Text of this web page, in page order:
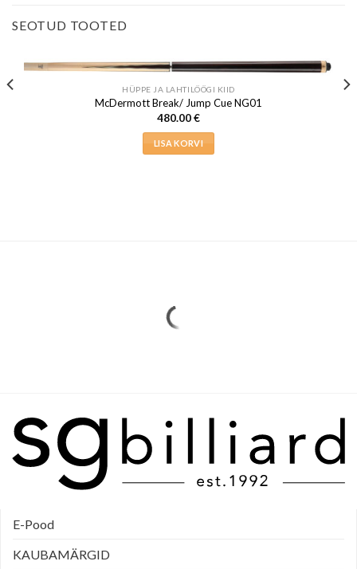
SEOTUD TOOTED
HÜPPE JA LAHTILÖÖGI KIID
McDermott Break/ Jump Cue NG01
480.00€
LISA KORVI
E-Pood
KAUBAMÄRGID